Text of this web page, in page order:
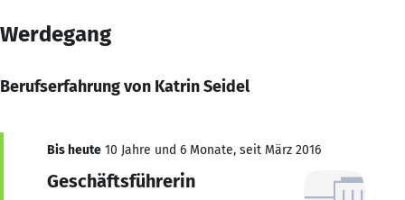
Werdegang
Berufserfahrung von Katrin Seidel
Bis heute 10 Jahre und 6 Monate, seit März 2016
Geschäftsführerin